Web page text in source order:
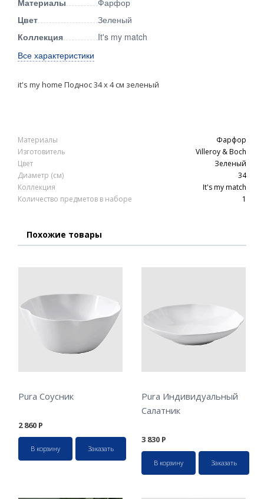
Материалы
Фарфор
Цвет
Зеленый
Коллекция
It's my match
Все характеристики
it's my home Поднос 34 х 4 см зеленый
Материалы
Фарфор
Изготовитель
Villeroy & Boch
Цвет
Зеленый
Диаметр (см)
34
Коллекция
It's my match
Количество предметов в наборе
1
Похожие товары
Pura Соусник
2 860 Р
В корзину Заказать
Pura Индивидуальный
Салатник
3 830 Р
В корзину Заказать